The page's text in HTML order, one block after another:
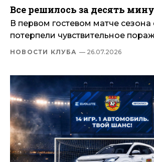
Все решилось за десять
В первом гостевом матче
потерпели чувствительное
НОВОСТИ КЛУБА — 26.07.2026